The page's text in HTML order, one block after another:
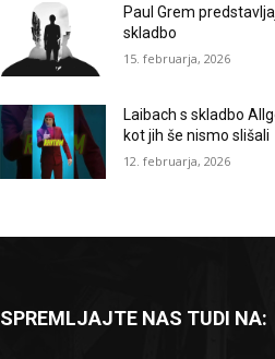
Paul Grem
skladbo
15. februarja, 2026
Laibach s skladbo
kot jih še nismo slišali
12. februarja, 2026
SPREMLJAJTE NAS TUDI NA: